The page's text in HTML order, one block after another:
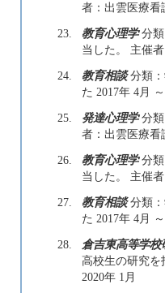
者：出雲医療看
23.
教育心理学分類
当した。 主催
24.
教育相談分類：
た 2017年 4月 ～
25.
発達心理学分類
者：出雲医療看
26.
教育心理学分類
当した。 主催
27.
教育相談分類：
た 2017年 4月 ～
28.
倉吉東高等学校
高校生の研究を
2020年 1月